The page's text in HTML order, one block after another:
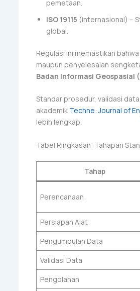
pemetaan.
ISO 19115 (internasional) –
global.
Regulasi ini memastikan
maupun penyelesaian
Badan Informasi Geospasial
Standar prosedur, validasi
akademik Techne: Journal of
lebih lengkap.
Tabel Ringkasan: Tahapan
Tahap
Perencanaan
Persiapan Alat
Pengumpulan Data
Validasi Data
Pengolahan